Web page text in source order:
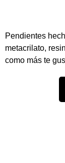
Pendientes
metacrilato,
como más te